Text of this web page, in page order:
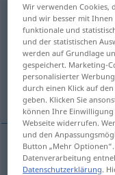
ordeiro [orˈdɜiru]
Übersicht aller
(Für mehr Details die
ordnungsliebend
ordnungsliebend
Wir verwenden Cookies,
und wir besser mit
funktionale und
und der statistischen
werden auf Grundlage
gespeichert. Marketing-
personalisierter
durch einen Klick auf
geben. Klicken Sie
können Ihre
Webseite widerrufen.
und den
Button „Mehr
Datenverarbeitung
Datenschutzerklärung.